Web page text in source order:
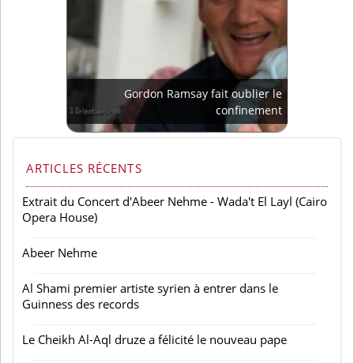
Gordon Ramsay fait oublier le
confinement
ARTICLES RÉCENTS
Extrait du Concert d'Abeer Nehme - Wada't El Layl (Cairo
Opera House)
Abeer Nehme
Al Shami premier artiste syrien à entrer dans le
Guinness des records
Le Cheikh Al-Aql druze a félicité le nouveau pape